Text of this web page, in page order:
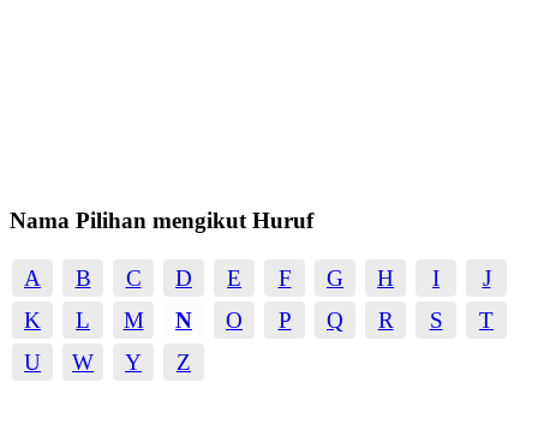
Nama Pilihan mengikut Huruf
A B C D E F G H I
J
K
L M N O P Q R S
T
U
W Y Z